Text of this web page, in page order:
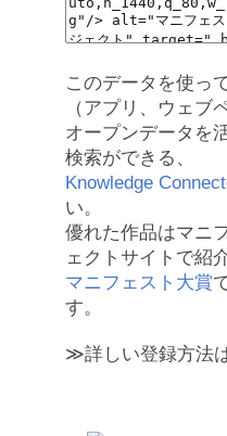
このデータを使っ
（アプリ、ウェブ
オープンデータを
検索ができる、
Knowledge
い。
優れた作品はマニ
ェクトサイトで紹
マニフェスト大賞
す。
≫詳しい登録方法